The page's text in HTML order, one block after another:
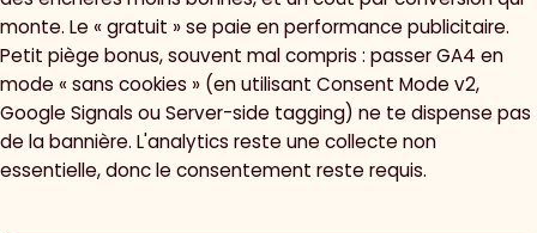
monte. Le « gratuit » se paie en performance publicitaire.
Petit piège bonus, souvent mal compris : passer GA4 en
mode « sans cookies » (en utilisant Consent Mode v2,
Google Signals ou Server-side tagging) ne te dispense pas
de la bannière. L'analytics reste une collecte non
essentielle, donc le consentement reste requis.